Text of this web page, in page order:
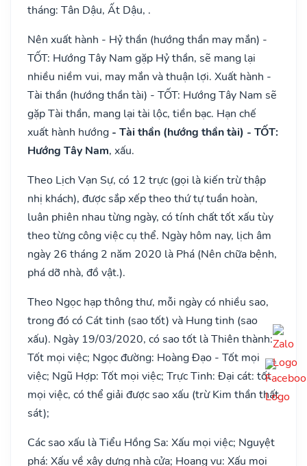
tháng: Tân Dậu, Ất Dậu, .
Nên xuất hành - Hỷ thần (hướng thần may mắn) -
TỐT: Hướng Tây Nam gặp Hỷ thần, sẽ mang lại
nhiều niềm vui, may mắn và thuận lợi. Xuất hành -
Tài thần (hướng thần tài) - TỐT: Hướng Tây Nam sẽ
gặp Tài thần, mang lại tài lộc, tiền bạc. Hạn chế
xuất hành hướng - Tài thần (hướng thần tài) - TỐT:
Hướng Tây Nam, xấu.
Theo Lịch Vạn Sự, có 12 trực (gọi là kiến trừ thập
nhị khách), được sắp xếp theo thứ tự tuần hoàn,
luân phiên nhau từng ngày, có tính chất tốt xấu tùy
theo từng công việc cụ thể. Ngày hôm nay, lịch âm
ngày 26 tháng 2 năm 2020 là Phá (Nên chữa bệnh,
phá dỡ nhà, đồ vật.).
Theo Ngọc hạp thông thư, mỗi ngày có nhiều sao,
trong đó có Cát tinh (sao tốt) và Hung tinh (sao
xấu). Ngày 19/03/2020, có sao tốt là Thiên thành:
Tốt mọi việc; Ngọc đường: Hoàng Đạo - Tốt mọi
việc; Ngũ Hợp: Tốt mọi việc; Trực Tinh: Đại cát: tốt
mọi việc, có thể giải được sao xấu (trừ Kim thần thất
sát);
Các sao xấu là Tiểu Hồng Sa: Xấu mọi việc; Nguyệt
phá: Xấu về xây dựng nhà cửa; Hoang vu: Xấu mọi